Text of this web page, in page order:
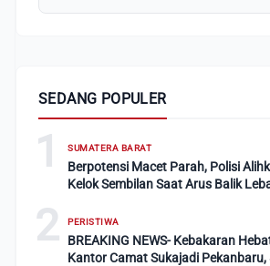
SEDANG POPULER
1 SUMATERA BARAT
Berpotensi Macet Parah, Polisi
Kelok Sembilan Saat Arus Balik
2 PERISTIWA
BREAKING NEWS- Kebakaran
Kantor Camat Sukajadi Pekanbaru,